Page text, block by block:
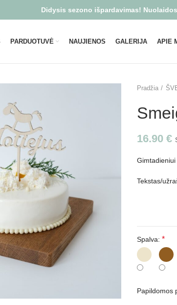
PARDUOTUVĖ NAUJIENOS GALERIJA APIE
Pradžia
16.90 €
Tekstas/
Spalva: *
Papildomos
Didysis sezono išpardavimas!